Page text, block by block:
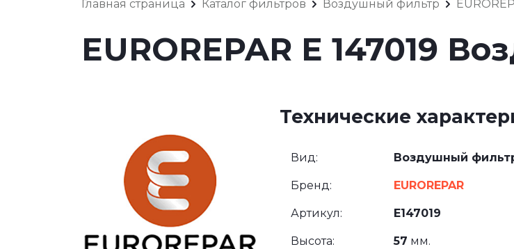
Главная страница Каталог фильтров Воздушный фильтр
EUROREPAR E 147019
Технические
Вид: Воздушный
Бренд: EUROREPAR
Артикул: E147019
Высота: 57 мм.